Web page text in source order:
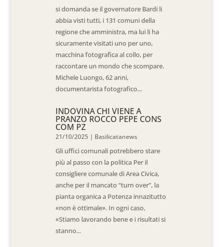
si domanda se il governatore Bardi li
abbia visti tutti, i 131 comuni della
regione che amministra, ma lui li ha
sicuramente visitati uno per uno,
macchina fotografica al collo, per
raccontare un mondo che scompare.
Michele Luongo, 62 anni,
documentarista fotografico...
INDOVINA CHI VIENE A
PRANZO ROCCO PEPE CONS
COM PZ
21/10/2025 | Basilicatanews
Gli uffici comunali potrebbero stare
più al passo con la politica Per il
consigliere comunale di Area Civica,
anche per il mancato “turn over”, la
pianta organica a Potenza innazitutto
«non è ottimale». In ogni caso,
«Stiamo lavorando bene e i risultati si
stanno...